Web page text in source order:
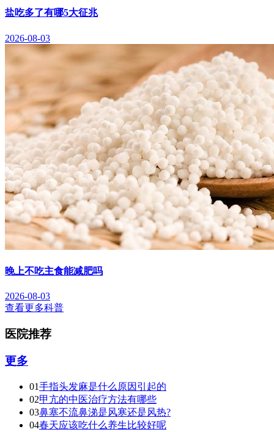
盐吃多了有哪5大征兆
2026-08-03
晚上不吃主食能减肥吗
2026-08-03
查看更多科普
医院推荐
更多
01手指头发麻是什么原因引起的
02甲亢的中医治疗方法有哪些
03鼻塞不流鼻涕是风寒还是风热?
04春天应该吃什么养生比较好呢